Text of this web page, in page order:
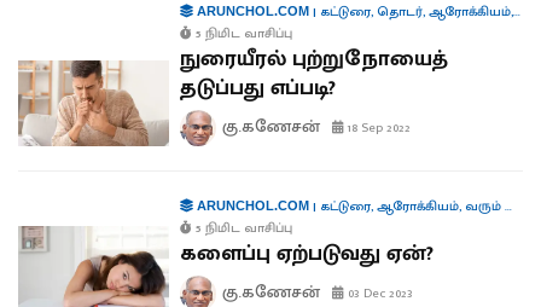
ARUNCHOL.COM| கட்டுரை,தொடர்,ஆரோக்கியம்,
5 நிமிட வாசிப்பு
நுரையீரல் புற்றுநோயைத்
தடுப்பது எப்படி?
கு.கணேசன் 18 Sep 2022
ARUNCHOL.COM| கட்டுரை,ஆரோக்கியம், வரும் முன் காக்க
5 நிமிட வாசிப்பு
களைப்பு ஏற்படுவது ஏன்?
கு.கணேசன் 03 Dec 2023